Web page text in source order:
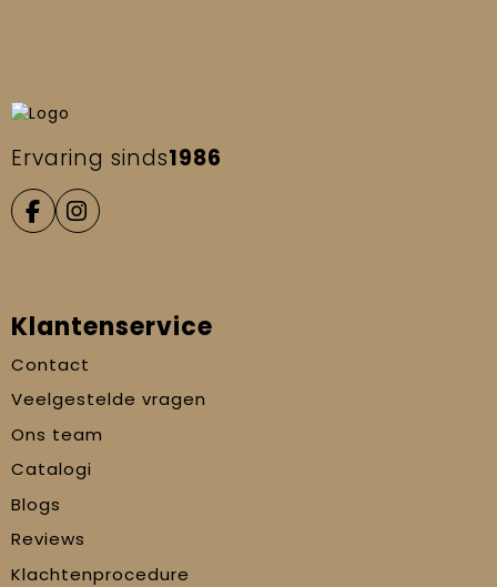
Ervaring sinds1986
Klantenservice
Contact
Veelgestelde vragen
Ons team
Catalogi
Blogs
Reviews
Klachtenprocedure